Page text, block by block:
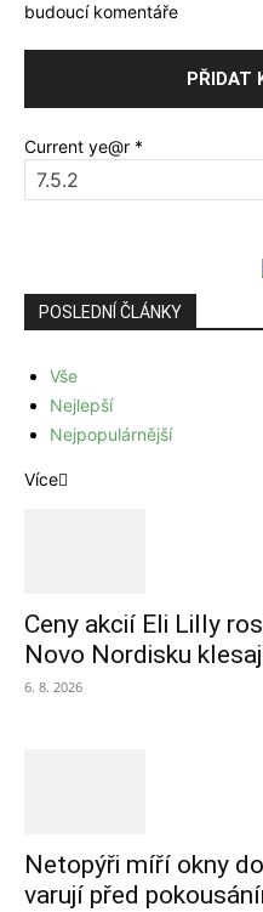
budoucí komentáře
Current ye@r *
POSLEDNÍ ČLÁNKY
Vše
Nejlepší
Nejpopulárnější
Více
Ceny akcií Eli Lilly
Novo Nordisku
6. 8. 2026
Netopýři míří okny
varují před